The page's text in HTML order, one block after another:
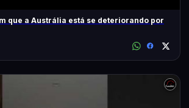
que a Austrália está se deteriorando por